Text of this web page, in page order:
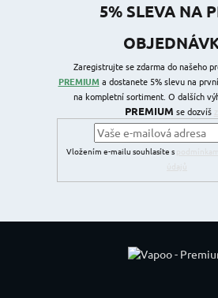
5% SLEVA NA
Zaregistrujte se zdarma do našeho
PREMIUMa dostanete 5% slevu na
na kompletní sortiment. O dalších
PREMIUM se dozvíš
Vložením e-mailu souhlasíte s